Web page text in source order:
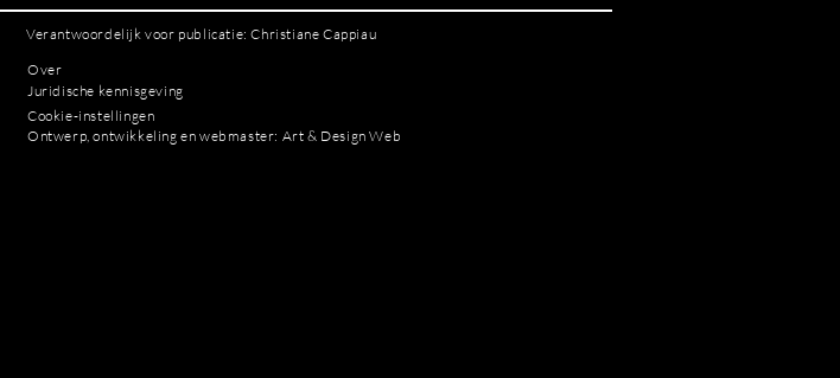
Verantwoordelijk voor publicatie: Christiane Cappiau
Over
Juridische kennisgeving
Cookie-instellingen
Ontwerp, ontwikkeling en webmaster: Art & Design Web